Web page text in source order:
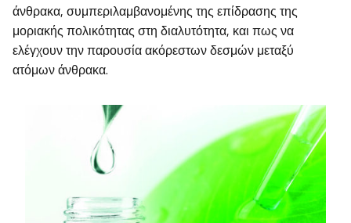
άνθρακα, συμπεριλαμβανομένης της επίδρασης της
μοριακής πολικότητας στη διαλυτότητα, και πως να
ελέγχουν την παρουσία ακόρεστων δεσμών μεταξύ
ατόμων άνθρακα.